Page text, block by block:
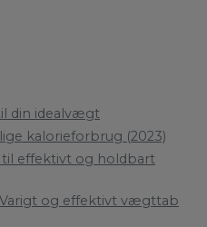
din idealvægt
kalorieforbrug (2023)
til effektivt og holdbart
og effektivt vægttab